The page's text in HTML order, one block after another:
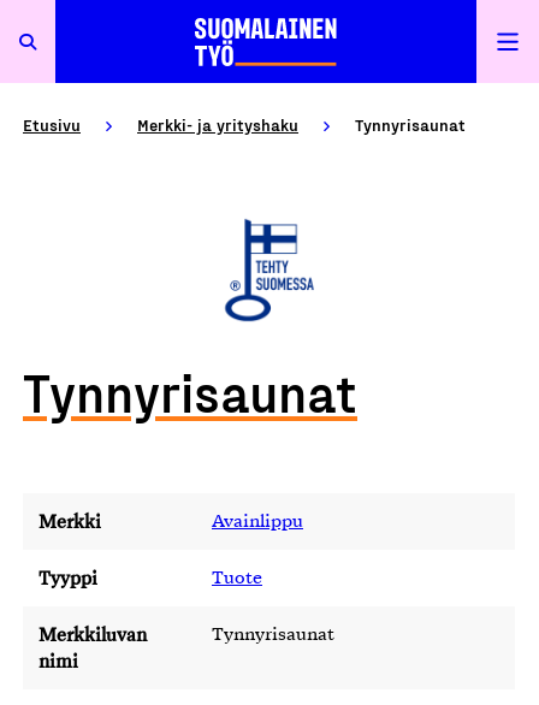
Etusivu Merkki- ja yrityshaku Tynnyrisaunat
Tynnyrisaunat
Merkki Avainlippu
Tyyppi Tuote
Merkkiluvan
nimi
Tynnyrisaunat